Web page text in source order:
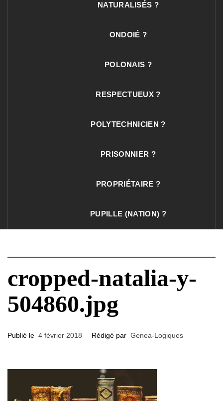
NATURALISÉS ?
ONDOIÉ ?
POLONAIS ?
RESPECTUEUX ?
POLYTECHNICIEN ?
PRISONNIER ?
PROPRIÉTAIRE ?
PUPILLE (NATION) ?
cropped-natalia-y-
504860.jpg
Publié le 4 février 2018 Rédigé par Genea-Logiques